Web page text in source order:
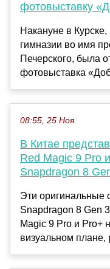
фотовыставку
Накануне в
гимназии во имя
Печерского, была
фотовыставка
08:55, 25 Ноя
В Китае
Red Magic 9 Pro
Snapdragon 8
Эти оригинальные
Snapdragon 8 Gen
Magic 9 Pro и Pro+
визуальном плане,